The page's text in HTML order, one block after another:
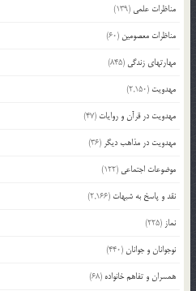
مناظرات علمی (139)
مناظرات معصومین (60)
مهارتهای زندگی (845)
مهدویت (2,150)
مهدویت در قرآن و روایات (47)
مهدویت در مذاهب دیگر (36)
موضوعات اجتماعی (122)
نقد و پاسخ به شبهات (2,166)
نماز (225)
نوجوانان و جوانان(440)
همسران و تفاهم خانواده (68)